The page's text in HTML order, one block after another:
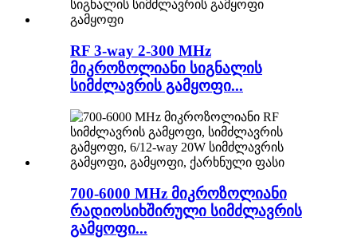
RF 3-way 2-300 MHz
მიკროზოლიანი სიგნალის
სიმძლავრის გამყოფი...
700-6000 MHz მიკროზოლიანი
რადიოსიხშირული სიმძლავრის
გამყოფი...